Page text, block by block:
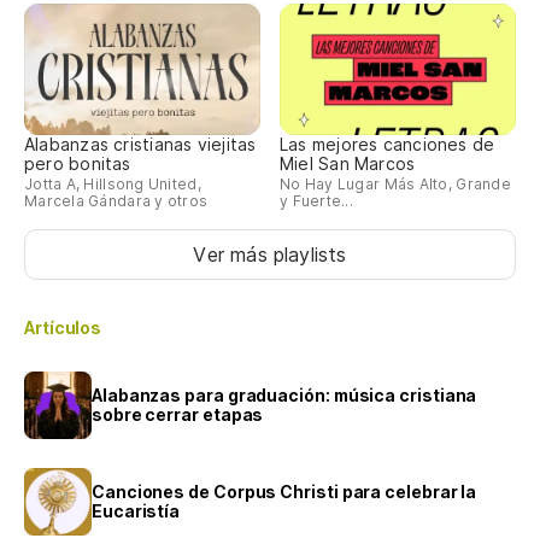
Alabanzas cristianas viejitas
pero bonitas
Jotta A, Hillsong United,
Marcela Gándara y otros
Las mejores canciones de
Miel San Marcos
No Hay Lugar Más Alto, Grande
y Fuerte...
Ver más playlists
Artículos
Alabanzas para graduación: música cristiana
sobre cerrar etapas
Canciones de Corpus Christi para celebrar la
Eucaristía